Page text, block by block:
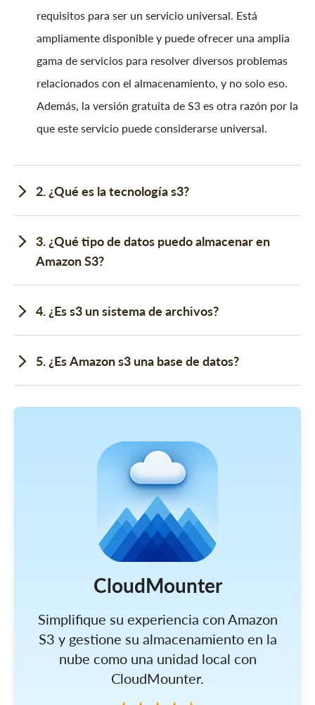
requisitos para ser un servicio universal. Está
ampliamente disponible y puede ofrecer una amplia
gama de servicios para resolver diversos problemas
relacionados con el almacenamiento, y no solo eso.
Además, la versión gratuita de S3 es otra razón por la
que este servicio puede considerarse universal.
2. ¿Qué es la tecnología s3?
3. ¿Qué tipo de datos puedo almacenar en
Amazon S3?
4. ¿Es s3 un sistema de archivos?
5. ¿Es Amazon s3 una base de datos?
CloudMounter
Simplifique su experiencia con Amazon
S3 y gestione su almacenamiento en la
nube como una unidad local con
CloudMounter.